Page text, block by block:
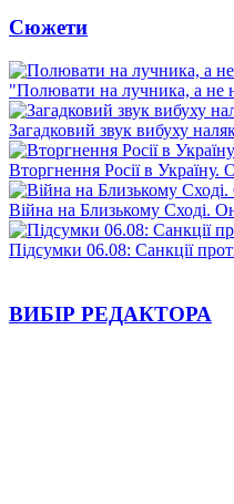
Сюжети
"Полювати на лучника, а не
Загадковий звук вибуху
Вторгнення Росії в Україну.
Війна на Близькому Сході.
Підсумки 06.08: Санкції
ВИБІР РЕДАКТОРА